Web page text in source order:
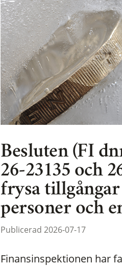
Besluten (FI
26-23135 och
frysa
personer och
Publicerad 2026-07-17
Finansinspektionen har